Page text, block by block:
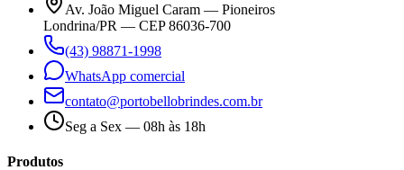
Av. João Miguel Caram — Pioneiros
Londrina/PR — CEP 86036-700
(43) 98871-1998
WhatsApp comercial
contato@portobellobrindes.com.br
Seg a Sex — 08h às 18h
Produtos